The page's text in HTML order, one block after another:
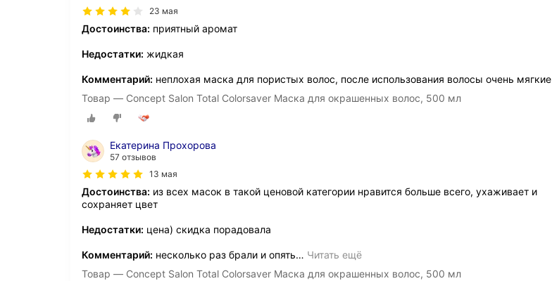
23 мая
Достоинства: приятный аромат
Недостатки: жидкая
Комментарий: неплохая маска для пористых волос, после использования волосы очень мягкие
Товар — Concept Salon Total Сolorsaver Маска для окрашенных волос, 500 мл
Екатерина Прохорова
57 отзывов
13 мая
Достоинства: из всех масок в такой ценовой категории нравится больше всего, ухаживает и
сохраняет цвет
Недостатки: цена) скидка порадовала
Комментарий: несколько раз брали и опять… Читать ещё
Товар — Concept Salon Total Сolorsaver Маска для окрашенных волос, 500 мл